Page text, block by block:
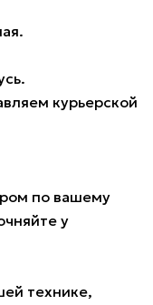
курьерской
по вашему
у
технике,